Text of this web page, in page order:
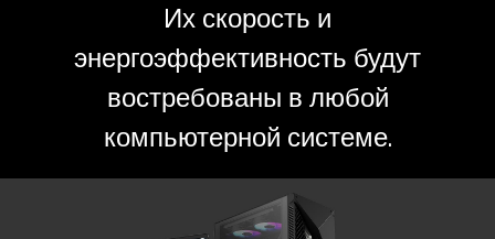
Их скорость и
энергоэффективность будут
востребованы в любой
компьютерной системе.